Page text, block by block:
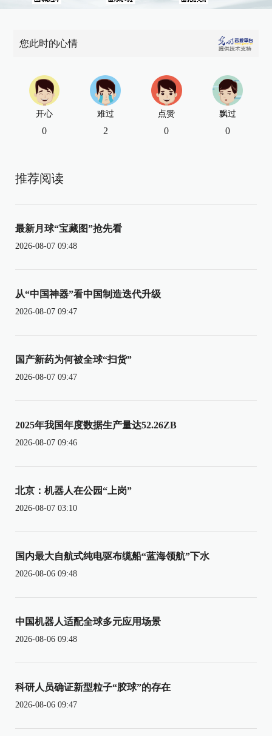
您此时的心情
开心
0
难过
2
点赞
0
飘过
0
推荐阅读
最新月球“宝藏图”抢先看
2026-08-07 09:48
从“中国神器”看中国制造迭代升级
2026-08-07 09:47
国产新药为何被全球“扫货”
2026-08-07 09:47
2025年我国年度数据生产量达52.26ZB
2026-08-07 09:46
北京：机器人在公园“上岗”
2026-08-07 03:10
国内最大自航式纯电驱布缆船“蓝海领航”下水
2026-08-06 09:48
中国机器人适配全球多元应用场景
2026-08-06 09:48
科研人员确证新型粒子“胶球”的存在
2026-08-06 09:47